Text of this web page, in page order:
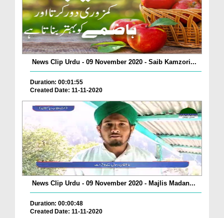
News Clip Urdu - 09 November 2020 - Saib Kamzori...
Duration: 00:01:55
Created Date: 11-11-2020
News Clip Urdu - 09 November 2020 - Majlis Madan...
Duration: 00:00:48
Created Date: 11-11-2020